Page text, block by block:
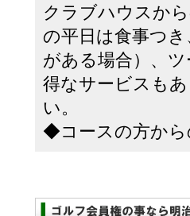
クラブハウスか
の平日は食事つ
がある場合）、
得なサービスも
い。
◆コースの方から